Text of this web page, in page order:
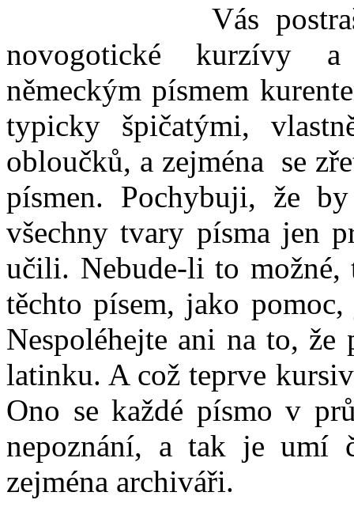
Vás postraší
novogotické kurzívy
německým písmem
typicky špičatými,
obloučků, a zejména se
písmen. Pochybuji, že
všechny tvary písma jen
učili. Nebude-li to možné,
těchto písem, jako
Nespoléhejte ani na to, že
latinku. A což teprve
Ono se každé písmo v
nepoznání, a tak je umí
zejména archiváři.